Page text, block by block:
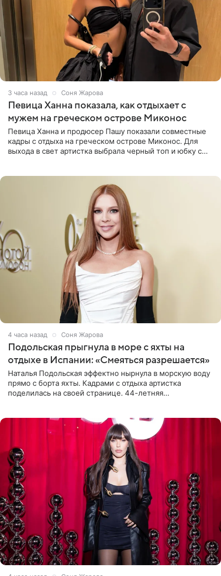
3 часа назад Соня Жарова
Певица Ханна показала, как отдыхает с
мужем на греческом острове Миконос
Певица Ханна и продюсер Пашу показали совместные
кадры с отдыха на греческом острове Миконос. Для
выхода в свет артистка выбрала черный топ и юбку с
4 часа назад Соня Жарова
Подольская прыгнула в море с яхты на
отдыхе в Испании: «Смеяться разрешается»
Наталья Подольская эффектно нырнула в морскую воду
прямо с борта яхты. Кадрами с отдыха артистка
поделилась на своей странице. 44-летняя